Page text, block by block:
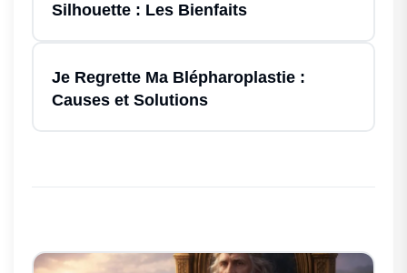
Silhouette : Les Bienfaits
Je Regrette Ma Blépharoplastie :
Causes et Solutions